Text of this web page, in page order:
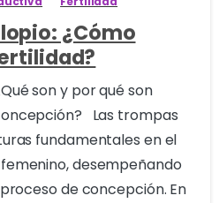
¿Cómo
son y por qué son
Las trompas
fundamentales en el
desempeñando
de concepción. En